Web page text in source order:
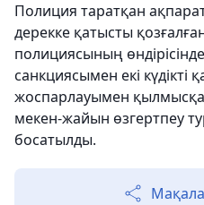
Полиция таратқан
дерекке қатысты
полициясының
санкциясымен екі
жоспарлауымен қылмысқа
мекен-жайын өзгертпеу
босатылды.